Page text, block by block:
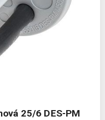
25/6 DES-PM